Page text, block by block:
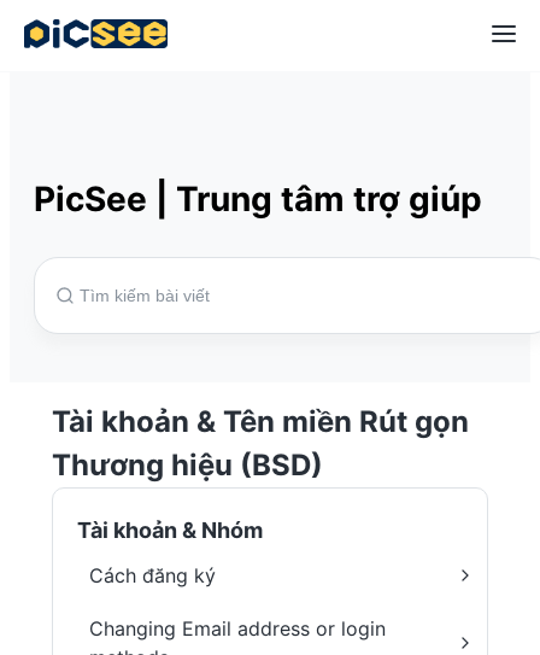
PicSee Trung tâm trợ giúp
Tài khoản & Tên miền Rút gọn
Thương hiệu (BSD)
Tài khoản & Nhóm
Cách đăng ký
Changing Email address or login